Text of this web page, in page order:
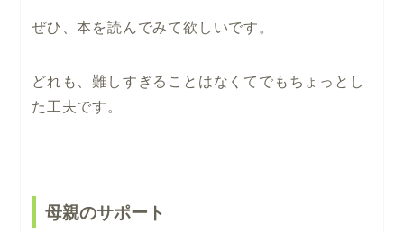
ぜひ、本を読んでみて欲しいです。
どれも、難しすぎることはなくてでもちょっとし
た工夫です。
母親のサポート